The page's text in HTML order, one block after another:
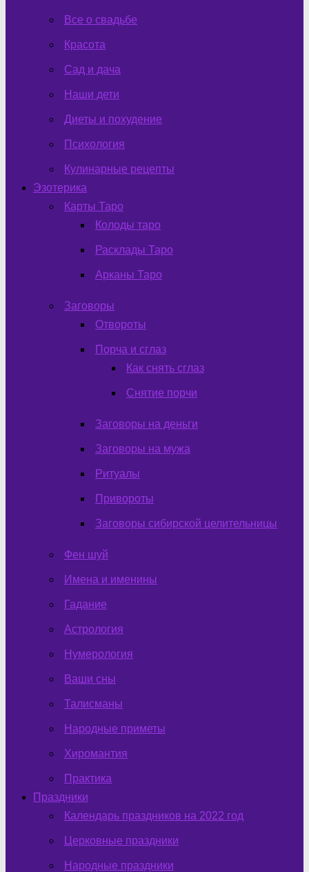
Все о свадьбе
Красота
Сад и дача
Наши дети
Диеты и похудение
Психология
Кулинарные рецепты
Эзотерика
Карты Таро
Колоды таро
Расклады Таро
Арканы Таро
Заговоры
Отвороты
Порча и сглаз
Как снять сглаз
Снятие порчи
Заговоры на деньги
Заговоры на мужа
Ритуалы
Привороты
Заговоры сибирской целительницы
Фен шуй
Имена и именины
Гадание
Астрология
Нумерология
Ваши сны
Талисманы
Народные приметы
Хиромантия
Практика
Праздники
Календарь праздников на 2022 год
Церковные праздники
Народные праздники